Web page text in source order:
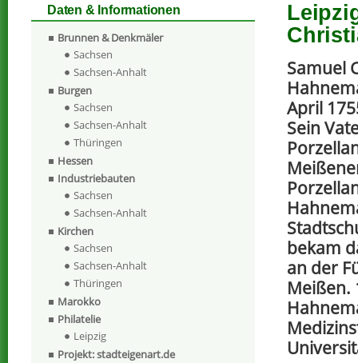
Samuel
April
Sein
bekam
an der
Meißen.
Daten & Informationen
Brunnen & Denkmäler
Sachsen
Sachsen-Anhalt
Burgen
Sachsen
Sachsen-Anhalt
Thüringen
Hessen
Industriebauten
Sachsen
Sachsen-Anhalt
Kirchen
Sachsen
Sachsen-Anhalt
Thüringen
Marokko
Philatelie
Leipzig
Projekt: stadteigenart.de